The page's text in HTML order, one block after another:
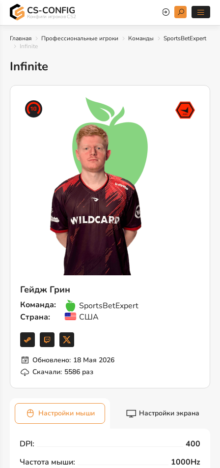
CS-CONFIG
Конфиги игроков CS2
Главная Профессиональные игроки Команды
SportsBetExpert
Infinite
Infinite
Гейдж Грин
Команда:
SportsBetExpert
Страна:
США
Обновлено: 18 Мая 2026
Скачали: 5586 раз
Настройки мыши Настройки экрана
DPI:
400
Частота мыши:
1000Hz